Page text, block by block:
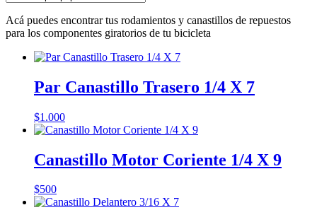
Acá puedes encontrar tus rodamientos y canastillos de repuestos
para los componentes giratorios de tu bicicleta
Par Canastillo Trasero 1/4 X 7
$1.000
Canastillo Motor Coriente 1/4 X 9
$500